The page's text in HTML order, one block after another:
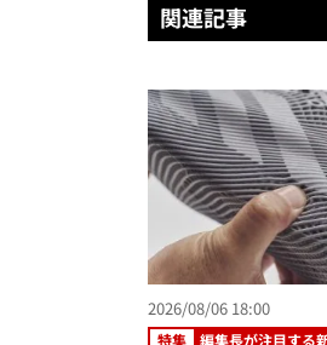
関連記事
2026/08/06 18:00
特集 編集長が注目する